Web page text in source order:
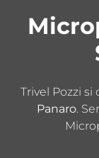
Trivel Pozzi si
Panaro.